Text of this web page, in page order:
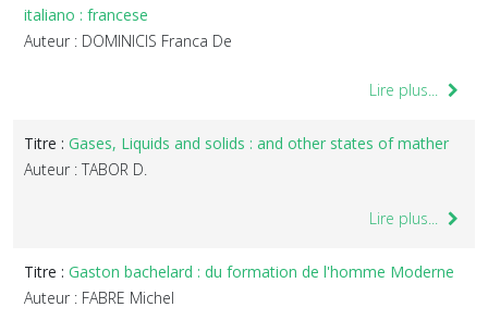
italiano : francese
Auteur : DOMINICIS Franca De
Lire plus...
Titre : Gases, Liquids and solids : and other states of mather
Auteur : TABOR D.
Lire plus...
Titre : Gaston bachelard : du formation de l'homme Moderne
Auteur : FABRE Michel